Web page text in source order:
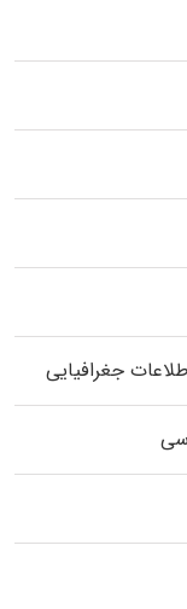
جغرافیایی